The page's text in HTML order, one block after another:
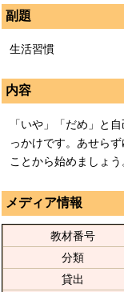
副題
生活習慣
内容
「いや」「だめ」と
っかけです。あせら
ことから始めましょう
メディア情報
教材番号
分類
貸出